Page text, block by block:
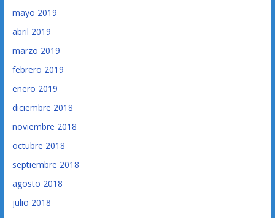
mayo 2019
abril 2019
marzo 2019
febrero 2019
enero 2019
diciembre 2018
noviembre 2018
octubre 2018
septiembre 2018
agosto 2018
julio 2018